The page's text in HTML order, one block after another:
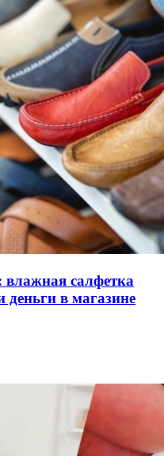
салфетка
деньги в магазине